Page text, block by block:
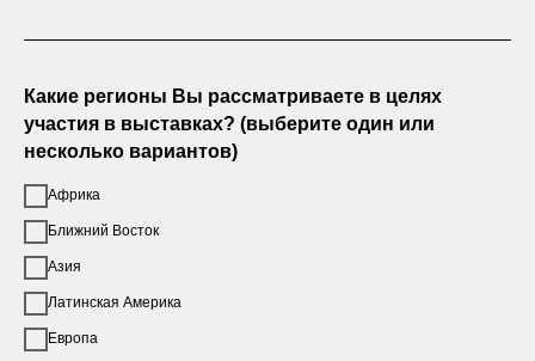
Какие регионы Вы рассматриваете в целях
участия в выставках? (выберите один или
несколько вариантов)
Африка
Ближний Восток
Азия
Латинская Америка
Европа